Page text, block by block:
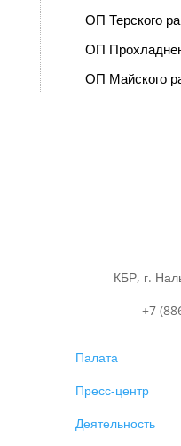
ОП Терского
ОП
ОП Майского
КБР, г.
+7
Палата
Пресс-центр
Деятельность